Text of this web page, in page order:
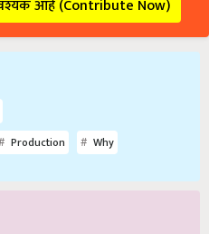
आहे (Contribute Now)
Production Why